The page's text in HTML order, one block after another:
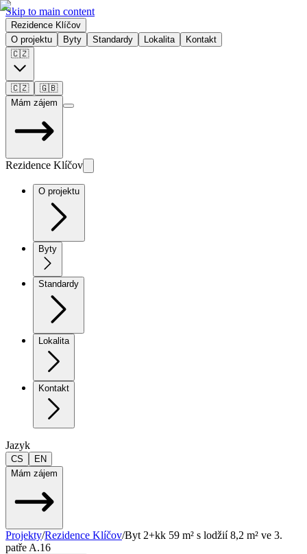
Skip to main content
Rezidence Klíčov
O projektu
Byty Standardy Lokalita
Kontakt
🇨🇿
🇨🇿
🇬🇧
Mám zájem
Rezidence Klíčov
O projektu
Byty
Standardy
Lokalita
Kontakt
Jazyk
CS
EN
Mám zájem
Projekty/Rezidence Klíčov/Byt 2+kk 59 m² s lodžií 8,2 m² ve 3.
patře A.16